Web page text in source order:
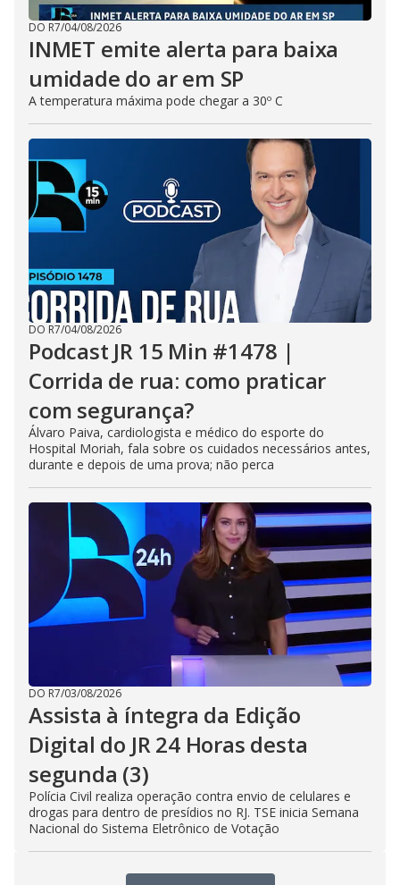
DO R7/04/08/2026
INMET emite alerta para baixa
umidade do ar em SP
A temperatura máxima pode chegar a 30º C
DO R7/04/08/2026
Podcast JR 15 Min #1478 |
Corrida de rua: como praticar
com segurança?
Álvaro Paiva, cardiologista e médico do esporte do
Hospital Moriah, fala sobre os cuidados necessários antes,
durante e depois de uma prova; não perca
DO R7/03/08/2026
Assista à íntegra da Edição
Digital do JR 24 Horas desta
segunda (3)
Polícia Civil realiza operação contra envio de celulares e
drogas para dentro de presídios no RJ. TSE inicia Semana
Nacional do Sistema Eletrônico de Votação